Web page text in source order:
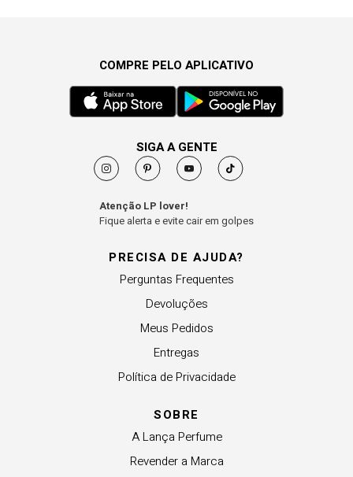
PRECISA DE AJUDA?
Perguntas Frequentes
Devoluções
Meus Pedidos
Entregas
Política de Privacidade
SOBRE
A Lança Perfume
Revender a Marca
COMPRE PELO APLICATIVO
SIGA A GENTE
Atenção LP lover!
Fique alerta e evite cair em golpes